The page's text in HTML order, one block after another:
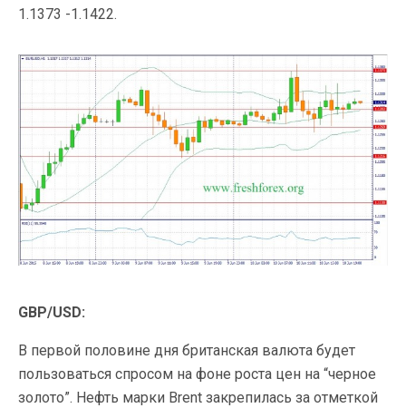
1.1373 -1.1422.
GBP/USD:
В первой половине дня британская валюта будет
пользоваться спросом на фоне роста цен на “черное
золото”. Нефть марки Brent закрепилась за отметкой